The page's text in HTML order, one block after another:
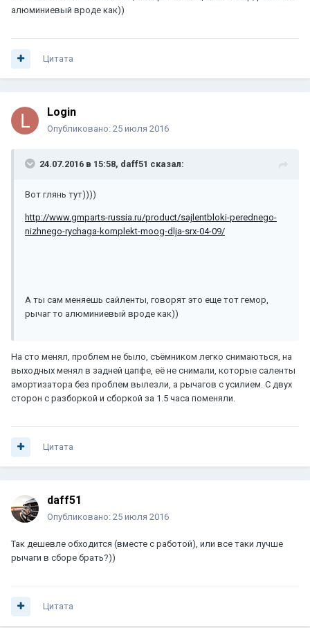
алюминиевый вроде как))
Цитата
Login
Опубликовано: 25 июля 2016
24.07.2016 в 15:58, daff51 сказал:
Вот глянь тут))))
http://www.gmparts-russia.ru/product/sajlentbloki-perednego-
nizhnego-rychaga-komplekt-moog-dlja-srx-04-09/
А ты сам меняешь сайленты, говорят это еще тот гемор,
рычаг то алюминиевый вроде как))
На сто менял, проблем не было, съёмником легко снимаються, на
выходных менял в задней цапфе, её не снимали, которые саленты
амортизатора без проблем вылезли, а рычагов с усилием. С двух
сторон с разборкой и сборкой за 1.5 часа поменяли.
Цитата
daff51
Опубликовано: 25 июля 2016
Так дешевле обходится (вместе с работой), или все таки лучше
рычаги в сборе брать?))
Цитата